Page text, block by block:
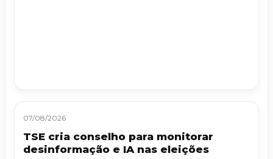
07/08/2026
TSE cria conselho para monitorar
desinformação e IA nas eleições